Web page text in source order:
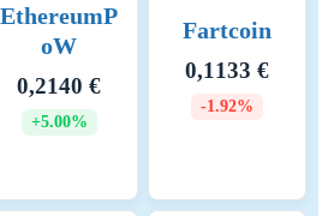
EthereumP
oW
0,2140 €
+5.00%
Fartcoin
0,1133 €
-1.92%